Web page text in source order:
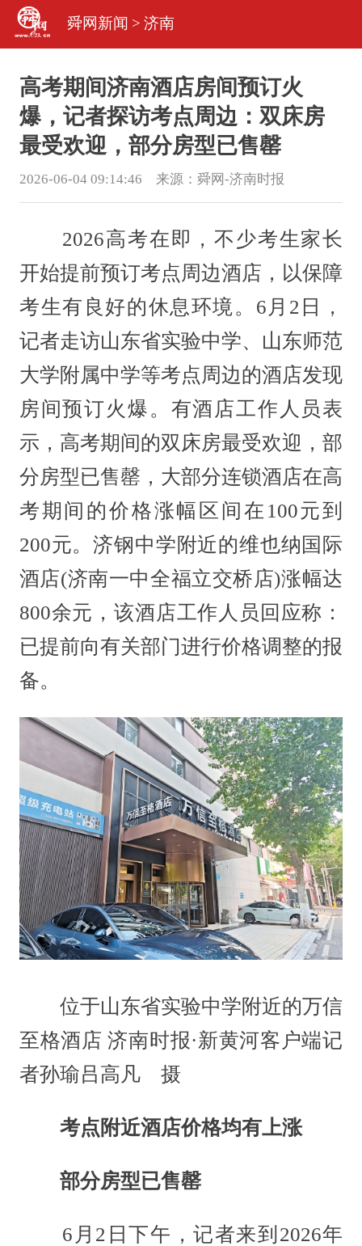
舜网新闻 > 济南
高考期间济南酒店房间预订火
爆，记者探访考点周边：双床房
最受欢迎，部分房型已售罄
2026-06-04 09:14:46 来源： 舜网-济南时报
2026高考在即，不少考生家长
开始提前预订考点周边酒店，以保障
考生有良好的休息环境。6月2日，
记者走访山东省实验中学、山东师范
大学附属中学等考点周边的酒店发现
房间预订火爆。有酒店工作人员表
示，高考期间的双床房最受欢迎，部
分房型已售罄，大部分连锁酒店在高
考期间的价格涨幅区间在100元到
200元。济钢中学附近的维也纳国际
酒店(济南一中全福立交桥店)涨幅达
800余元，该酒店工作人员回应称：
已提前向有关部门进行价格调整的报
备。
位于山东省实验中学附近的万信
至格酒店 济南时报·新黄河客户端记
者孙瑜吕高凡 摄
考点附近酒店价格均有上涨
部分房型已售罄
6月2日下午，记者来到2026年